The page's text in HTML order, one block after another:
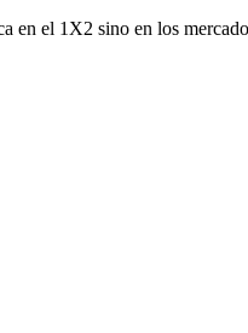
en el 1X2 sino en los